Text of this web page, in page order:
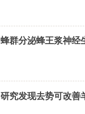
研究发现去势可改善